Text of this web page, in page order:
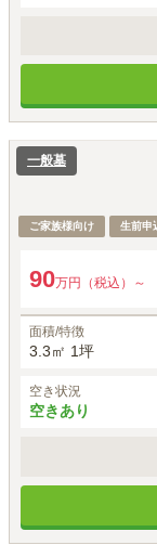
価格には、墓地永代
一般墓
ご家族様向け 生前申
90万円（税込）～
面積/特徴
3.3㎡ 1坪
空き状況
空きあり
価格には、墓地永代